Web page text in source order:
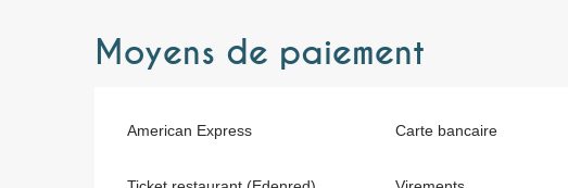
Moyens de paiement
American Express Carte bancaire